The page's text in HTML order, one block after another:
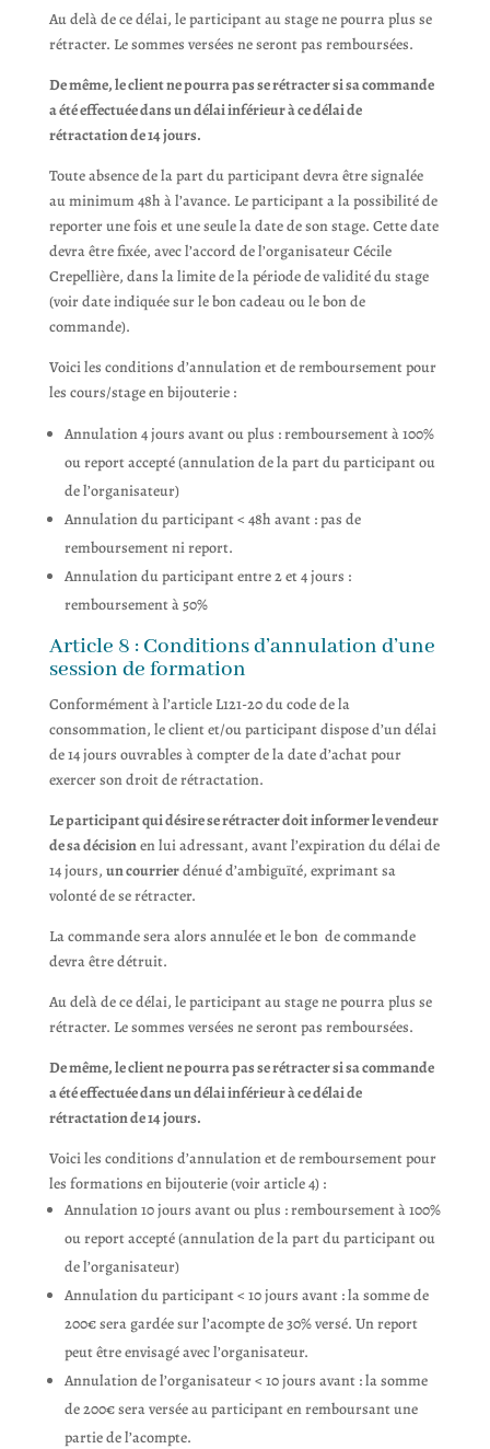
Au delà de ce délai, le participant au stage ne pourra plus se
rétracter. Le sommes versées ne seront pas remboursées.
De même, le client ne pourra pas se rétracter si sa commande
a été effectuée dans un délai inférieur à ce délai de
rétractation de 14 jours.
Toute absence de la part du participant devra être signalée
au minimum 48h à l’avance. Le participant a la possibilité de
reporter une fois et une seule la date de son stage. Cette date
devra être fixée, avec l’accord de l’organisateur Cécile
Crepellière, dans la limite de la période de validité du stage
(voir date indiquée sur le bon cadeau ou le bon de
commande).
Voici les conditions d’annulation et de remboursement pour
les cours/stage en bijouterie :
Annulation 4 jours avant ou plus : remboursement à 100%
ou report accepté (annulation de la part du participant ou
de l’organisateur)
Annulation du participant < 48h avant : pas de
remboursement ni report.
Annulation du participant entre 2 et 4 jours :
remboursement à 50%
Article 8 : Conditions d’annulation d’une
session de formation
Conformément à l’article L121-20 du code de la
consommation, le client et/ou participant dispose d’un délai
de 14 jours ouvrables à compter de la date d’achat pour
exercer son droit de rétractation.
Le participant qui désire se rétracter doit informer le vendeur
de sa décisionen lui adressant, avant l’expiration du délai de
14 jours, un courrierdénué d’ambiguïté, exprimant sa
volonté de se rétracter.
La commande sera alors annulée et le bon de commande
devra être détruit.
Au delà de ce délai, le participant au stage ne pourra plus se
rétracter. Le sommes versées ne seront pas remboursées.
De même, le client ne pourra pas se rétracter si sa commande
a été effectuée dans un délai inférieur à ce délai de
rétractation de 14 jours.
Voici les conditions d’annulation et de remboursement pour
les formations en bijouterie (voir article 4) :
Annulation 10 jours avant ou plus : remboursement à 100%
ou report accepté (annulation de la part du participant ou
de l’organisateur)
Annulation du participant < 10 jours avant : la somme de
200€ sera gardée sur l’acompte de 30% versé. Un report
peut être envisagé avec l’organisateur.
Annulation de l’organisateur < 10 jours avant : la somme
de 200€ sera versée au participant en remboursant une
partie de l’acompte.